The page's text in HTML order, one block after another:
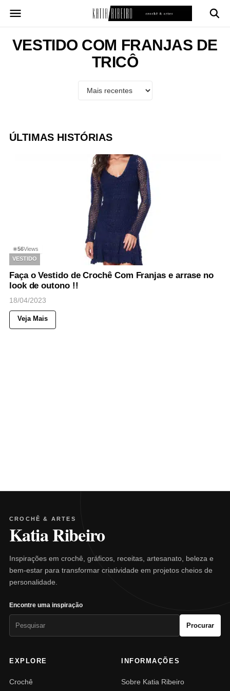
para
conteúdo
VESTIDO COM FRANJAS DE
TRICÔ
ÚLTIMAS HISTÓRIAS
◉56Views
VESTIDO
Faça o Vestido de Crochê Com Franjas e arrase no
look de outono !!
18/04/2023
Veja Mais
CROCHÊ & ARTES
Katia Ribeiro
Inspirações em crochê, gráficos, receitas, artesanato, beleza e
bem-estar para transformar criatividade em projetos cheios de
personalidade.
Encontre uma inspiração
Procurar
EXPLORE
Crochê
INFORMAÇÕES
Sobre Katia Ribeiro